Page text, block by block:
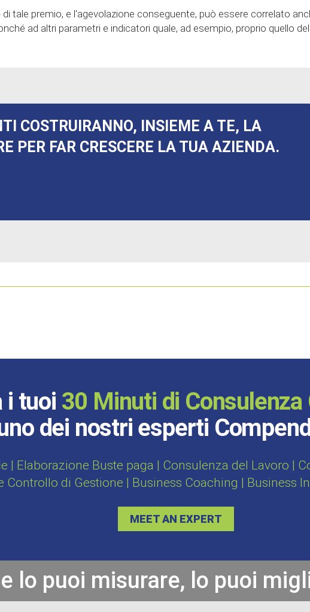
tale premio, e l'agevolazione conseguente, può essere correlato
ad altri parametri e indicatori quale, ad esempio, proprio quello del
COSTRUIRANNO, INSIEME A TE, LA
PER FAR CRESCERE LA TUA AZIENDA.
i tuoi 30 Minuti di Consulenza
dei nostri esperti
| Elaborazione Buste paga | Consulenza del Lavoro |
Controllo di Gestione | Business Coaching | Business
MEET AN EXPERT
lo puoi misurare, lo puoi